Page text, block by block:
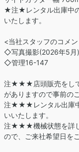
★注★レンタル出庫中
いたします。
<当社スタッフのコメ
◇写真撮影(2026年5月)
◇管理16-147
注★★★店頭販売をして
がありますので事前の
注★★★レンタル出庫中
いいたします。
注★★★機械状態を詳し
ので、ご来社希望日を